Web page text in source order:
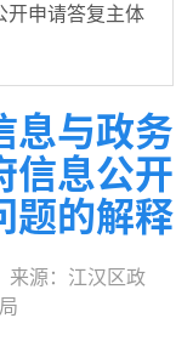
开申请答复主体
息与政务
信息公开
题的解释
来源：江汉区政